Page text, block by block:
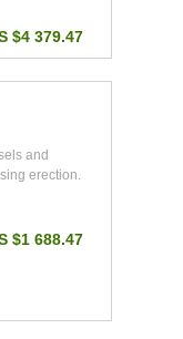
$4 379.47
and
erection.
$1 688.47